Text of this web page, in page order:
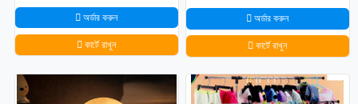
অর্ডার করুন
কার্টে রাখুন
অর্ডার করুন
কার্টে রাখুন